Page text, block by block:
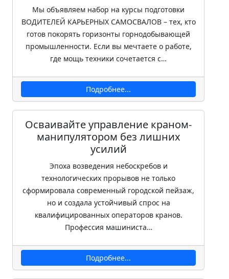
Мы объявляем набор на курсы подготовки
ВОДИТЕЛЕЙ КАРЬЕРНЫХ САМОСВАЛОВ – тех, кто
готов покорять горизонты горнодобывающей
промышленности. Если вы мечтаете о работе,
где мощь техники сочетается с…
Подробнее...
Осваивайте управление краном-
манипулятором без лишних
усилий
Эпоха возведения небоскребов и
технологических прорывов не только
сформировала современный городской пейзаж,
но и создала устойчивый спрос на
квалифицированных операторов кранов.
Профессия машиниста…
Подробнее...